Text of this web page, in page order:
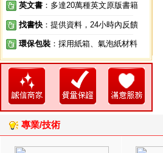
英文書 ：多達20萬種英文原版書籍
找書快 ：提供資料，24小時內反饋
環保包裝 ：採用紙箱、氣泡紙材料
專業/技術